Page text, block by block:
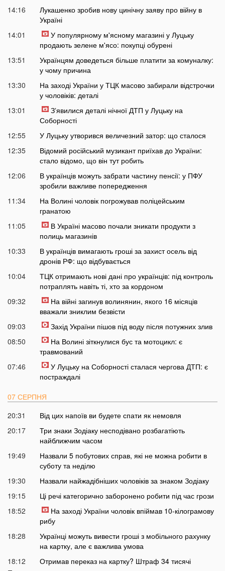
14:16
Лукашенко зробив нову цинічну заяву про війну в
Україні
14:01
У популярному м'ясному магазині у Луцьку
продають зелене м'ясо: покупці обурені
13:51
Українцям доведеться більше платити за комуналку:
у чому причина
13:30
На заході України у ТЦК масово забирали відстрочки
у чоловіків: деталі
13:01
Зʼявилися деталі нічної ДТП у Луцьку на
Соборності
12:55
У Луцьку утворився величезний затор: що сталося
12:35
Відомий російський музикант приїхав до України:
стало відомо, що він тут робить
12:06
В українців можуть забрати частину пенсії: у ПФУ
зробили важливе попередження
11:34
На Волині чоловік погрожував поліцейським
гранатою
11:05
В Україні масово почали зникати продукти з
полиць магазинів
10:33
В українців вимагають гроші за захист осель від
дронів РФ: що відбувається
10:04
ТЦК отримають нові дані про українців: під контроль
потраплять навіть ті, хто за кордоном
09:32
На війні загинув волинянин, якого 16 місяців
вважали зниклим безвісти
09:03
Захід України пішов під воду після потужних злив
08:50
На Волині зіткнулися бус та мотоцикл: є
травмований
07:46
У Луцьку на Соборності сталася чергова ДТП: є
постраждалі
07 СЕРПНЯ
20:31
Від цих напоїв ви будете спати як немовля
20:17
Три знаки Зодіаку несподівано розбагатіють
найближчим часом
19:49
Назвали 5 побутових справ, які не можна робити в
суботу та неділю
19:30
Назвали найжадібніших чоловіків за знаком Зодіаку
19:15
Ці речі категорично заборонено робити під час грози
18:52
На заході України чоловік впіймав 10-кілограмову
рибу
18:28
Українці можуть вивести гроші з мобільного рахунку
на картку, але є важлива умова
18:12
Отримав переказ на картку? Штраф 34 тисячі